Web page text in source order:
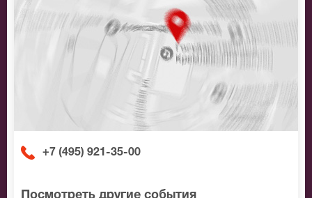
+7 (495) 921-35-00
Посмотреть другие события